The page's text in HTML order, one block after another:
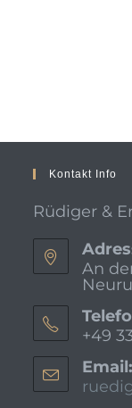
Kontakt Info
Rüdiger &
An
+49
Email: